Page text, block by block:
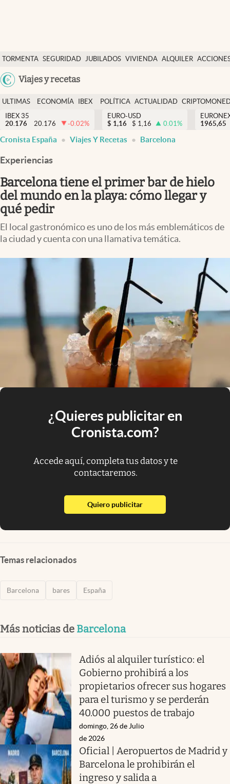
TORMENTA SEGURIDAD JUBILADOS VIVIENDA ALQUILER
USA
Viajes y recetas
Economía y finanzas
Política
Actualidad
Criptomonedas
España
ULTIMAS
NOTICIAS
ECONOMÍA
FINANZAS
IBEX
EURO
POLÍTICA ACTUALIDAD
IBEX 35
20.176
20.176 -0.02%
EURO-USD
$ 1,16 $ 1,16 0.01%
1965,65
Cronista España Viajes Y Recetas Barcelona
Experiencias
Barcelona tiene el primer bar de hielo
del mundo en la playa: cómo llegar y
qué pedir
El local gastronómico es uno de los más emblemáticos de
la ciudad y cuenta con una llamativa temática.
¿Quieres publicitar en
Cronista.com?
Accede aquí, completa tus datos y te
contactaremos.
Quiero publicitarabre en nueva pestaña
Temas relacionados
Barcelona bares España
Más noticias de Barcelona
Adiós al alquiler turístico: el
Gobierno prohibirá a los
propietarios ofrecer sus hogares
para el turismo y se perderán
40.000 puestos de trabajo
domingo, 26 de Julio
de 2026
Oficial | Aeropuertos de Madrid y
Barcelona le prohibirán el
ingreso y salida a